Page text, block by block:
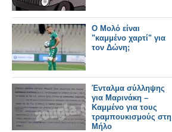
Ο Μολό είναι
"καμμένο χαρτί" για
τον Δώνη;
Ένταλμα σύλληψης
για Μαρινάκη –
Καμμένο για τους
τραμπουκισμούς στη
Μήλο